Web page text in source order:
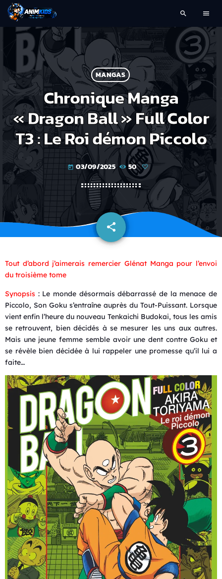
search menu
MANGAS
Chronique Manga
« Dragon Ball » Full Color
T3 : Le Roi démon Piccolo
today 03/09/2025 50
share
email
Tout d’abord j’aimerais remercier Glénat Manga pour l’envoi
du troisième tome
Synopsis : Le monde désormais débarrassé de la menace de
Piccolo, Son Goku s’entraîne auprès du Tout-Puissant. Lorsque
vient enfin l’heure du nouveau Tenkaichi Budokai, tous les amis
se retrouvent, bien décidés à se mesurer les uns aux autres.
Mais une jeune femme semble avoir une dent contre Goku et
se révèle bien décidée à lui rappeler une promesse qu’il lui a
faite…